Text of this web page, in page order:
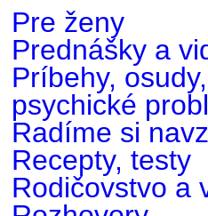
Pre ženy
Prednášky a
Príbehy,
psychické
Radíme si
Recepty, testy
Rodičovstvo a